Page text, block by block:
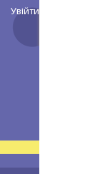
Увійти